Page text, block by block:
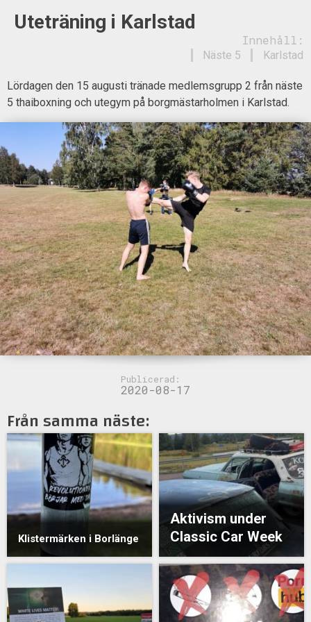
Uteträning i Karlstad
Innehåll:
Karlstad
Näste 5
Lördagen den 15 augusti tränade medlemsgrupp 2 från näste
5 thaiboxning och utegym på borgmästarholmen i Karlstad.
Publicerad:
2020-08-17
Från samma näste:
Klistermärken i Borlänge
Aktivism under
Classic Car Week